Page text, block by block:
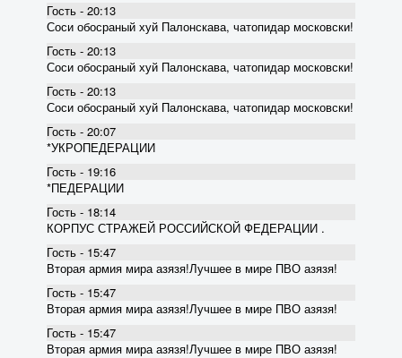
Гость - 20:13
Соси обосраный хуй Палонскава, чатопидар московски!
Гость - 20:13
Соси обосраный хуй Палонскава, чатопидар московски!
Гость - 20:13
Соси обосраный хуй Палонскава, чатопидар московски!
Гость - 20:07
*УКРОПЕДЕРАЦИИ
Гость - 19:16
*ПЕДЕРАЦИИ
Гость - 18:14
КОРПУС СТРАЖЕЙ РОССИЙСКОЙ ФЕДЕРАЦИИ .
Гость - 15:47
Вторая армия мира азязя!Лучшее в мире ПВО азязя!
Гость - 15:47
Вторая армия мира азязя!Лучшее в мире ПВО азязя!
Гость - 15:47
Вторая армия мира азязя!Лучшее в мире ПВО азязя!